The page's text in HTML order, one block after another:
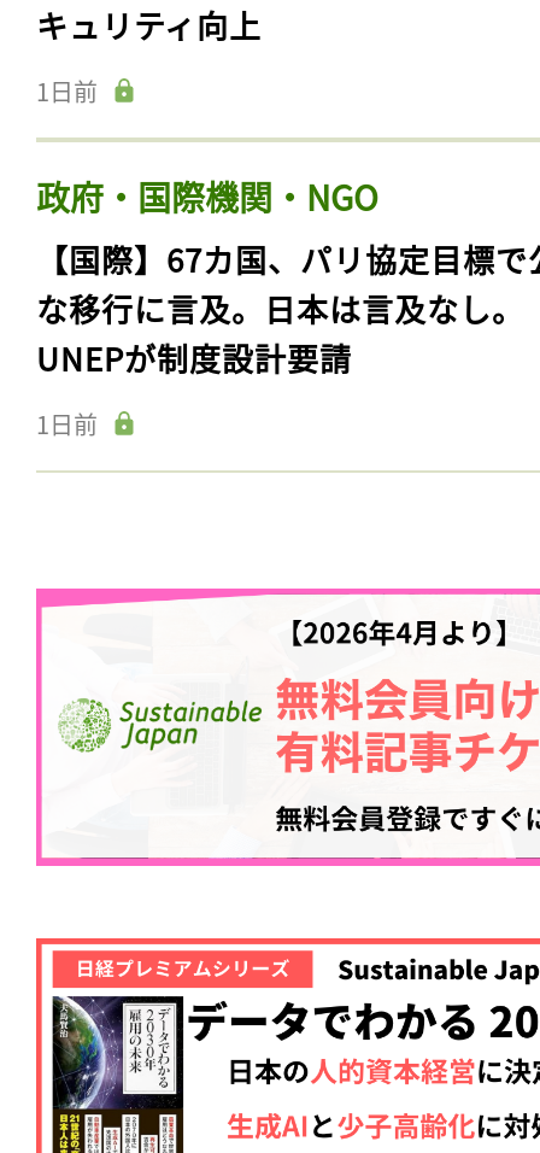
キュリティ向上
1日前
政府・国際機関・NGO
【国際】67カ国、パリ協定目標で
な移行に言及。日本は言及なし。
UNEPが制度設計要請
1日前